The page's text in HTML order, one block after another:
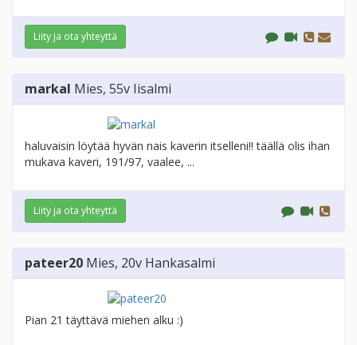
Liity ja ota yhteyttä
markal Mies, 55v Iisalmi
haluvaisin löytää hyvän nais kaverin itselleni!! täällä olis ihan
mukava kaveri, 191/97, vaalee, ...
Liity ja ota yhteyttä
pateer20 Mies, 20v Hankasalmi
Pian 21 täyttävä miehen alku :)